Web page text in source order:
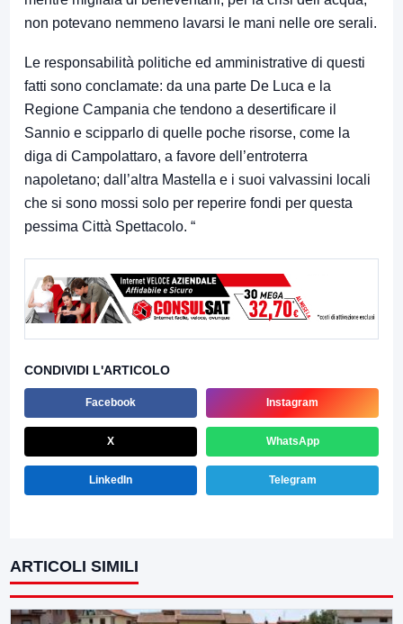
non potevano nemmeno lavarsi le mani nelle ore serali.
Le responsabilità politiche ed amministrative di questi
fatti sono conclamate: da una parte De Luca e la
Regione Campania che tendono a desertificare il
Sannio e scipparlo di quelle poche risorse, come la
diga di Campolattaro, a favore dell’entroterra
napoletano; dall’altra Mastella e i suoi valvassini locali
che si sono mossi solo per reperire fondi per questa
pessima Città Spettacolo. “
CONDIVIDI L'ARTICOLO
Facebook Instagram
X WhatsApp
LinkedIn Telegram
ARTICOLI SIMILI